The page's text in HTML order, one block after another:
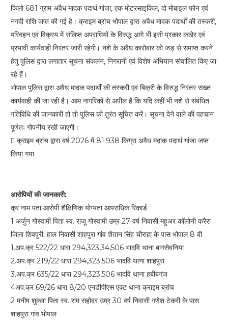
किलो 681 ग्राम अवैध मादक पदार्थ गांजा, एक मोटरसाइकिल, दो मोबाइल फोन एवं
नगदी राशि जप्त की गई है। क्राइम ब्रांच भोपाल द्वारा अवैध मादक पदार्थों की तस्करी,
परिवहन एवं विक्रय में संलिप्त अपराधियों के विरुद्ध आगे भी इसी प्रकार कठोर एवं
प्रभावी कार्यवाही निरंतर जारी रहेगी। नशे के अवैध कारोबार को जड़ से समाप्त करने
हेतु पुलिस द्वारा लगातार सूचना संकलन, निगरानी एवं विशेष अभियान संचालित किए जा
रहे हैं।
भोपाल पुलिस द्वारा अवैध मादक पदार्थों की तस्करी एवं बिक्री के विरुद्ध निरंतर सख्त
कार्यवाही की जा रही है। आम नागरिकों से अपील है कि यदि कहीं भी नशे से संबंधित
गतिविधि की जानकारी हो तो पुलिस को तुरंत सूचित करें। सूचना देने वाले की पहचान
पूर्णतः गोपनीय रखी जाएगी।
 क्राइम ब्रांच द्वारा वर्ष 2026 में 81.938 किग्रा अवैध मदाक पदार्थ गांजा जप्त
किया गया
आरोपियों की जानकारी:
क्र नाम पता आरोपी शैक्षिणिक योग्यता आपराधिक रिकार्ड
1 अर्जुन गोस्वामी पिता स्व. राजू गोस्वामी उम्र 27 वर्ष निवासी महुअर कॉलोनी करैरा
जिला शिवपुरी, हाल निवासी शाहपुरा गांव शैतान सिंह चौराहा के पास भोपाल 8 वी
1.अप.क्र 522/22 धारा 294,323,34,506 भादवि थाना बागसेवनिया
2.अप.क्र 219/22 धारा 294,323,506 भादवि थाना शाहपुरा
3.अप.क्र 635/22 धारा 294,323,506 भादवि थाना हबीबगंज
4अप.क्र 69/26 धारा 8/20 एनडीपीएस एक्ट थाना क्राइम ब्रांच
2 मनीष शुक्ला पिता स्व. राम सहोदर उम्र 30 वर्ष निवासी गणेश टेकरी के पास
शाहपुरा गांव भोपाल